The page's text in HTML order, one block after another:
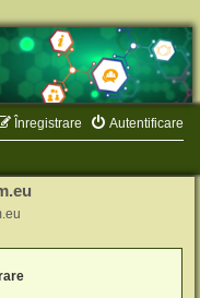
Autentificare
Înregistrare